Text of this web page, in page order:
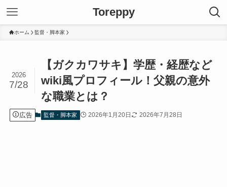
Toreppy
ホーム 監督・脚本家
【ガクカワサキ】学歴・経歴など
wiki風プロフィール！父親の意外
な職業とは？
2026
7/28
広告 監督・脚本家 2026年1月20日 2026年7月28日